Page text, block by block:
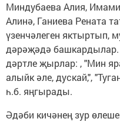
Миндубаева Алия,
Алинә, Ганиева Рената
үзенчәлеген яктыртып,
дәрәҗәдә башкардылар.
дәртле җырлар: , "Мин
алыйк әле, дускай,",
һ.б. яңгырады.
Әдәби кичәнең зур